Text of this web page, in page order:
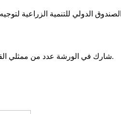
الدولي للتنمية الزراعية
شارك في الورشة عدد من ممثلي القطاعات الحكومية الخبراء الوطنيين والشركاء الدووليين ومنسقي المشاريع في البلاد.